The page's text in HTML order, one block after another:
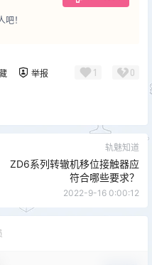
！
举报 1 0
轨魅知道
ZD6系列转辙机移位接触器应
符合哪些要求？
2022-9-16 0:00:12